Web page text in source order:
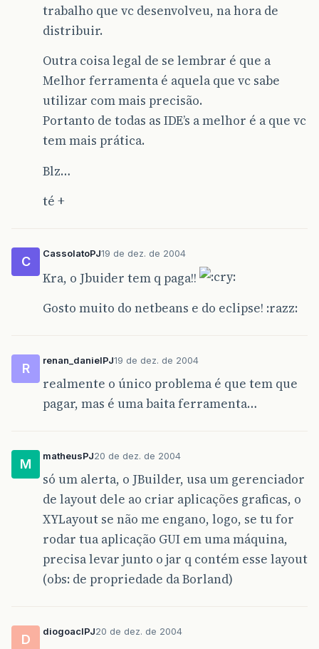
trabalho que vc desenvolveu, na hora de
distribuir.
Outra coisa legal de se lembrar é que a
Melhor ferramenta é aquela que vc sabe
utilizar com mais precisão.
Portanto de todas as IDE’s a melhor é a que vc
tem mais prática.
Blz…
té +
C
CassolatoPJ19 de dez. de 2004
Kra, o Jbuider tem q paga!!
Gosto muito do netbeans e do eclipse! :razz:
R
renan_danielPJ19 de dez. de 2004
realmente o único problema é que tem que
pagar, mas é uma baita ferramenta…
M
matheusPJ20 de dez. de 2004
só um alerta, o JBuilder, usa um gerenciador
de layout dele ao criar aplicações graficas, o
XYLayout se não me engano, logo, se tu for
rodar tua aplicação GUI em uma máquina,
precisa levar junto o jar q contém esse layout
(obs: de propriedade da Borland)
D
diogoaclPJ20 de dez. de 2004